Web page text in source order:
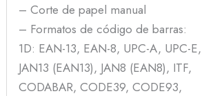
– Corte de papel manual
– Formatos de código de barras:
1D: EAN-13, EAN-8, UPC-A, UPC-E,
JAN13 (EAN13), JAN8 (EAN8), ITF,
CODABAR, CODE39, CODE93,